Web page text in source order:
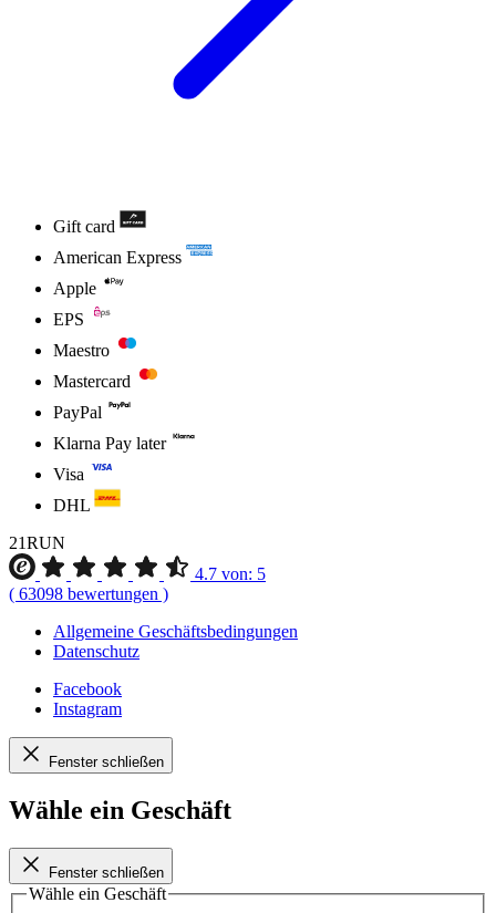
Gift card
American Express
Apple
EPS
Maestro
Mastercard
PayPal
Klarna Pay later
Visa
DHL
21RUN
4.7 von: 5
( 63098 bewertungen )
Allgemeine Geschäftsbedingungen
Datenschutz
Facebook
Instagram
Fenster schließen
Wähle ein Geschäft
Fenster schließen
Wähle ein Geschäft